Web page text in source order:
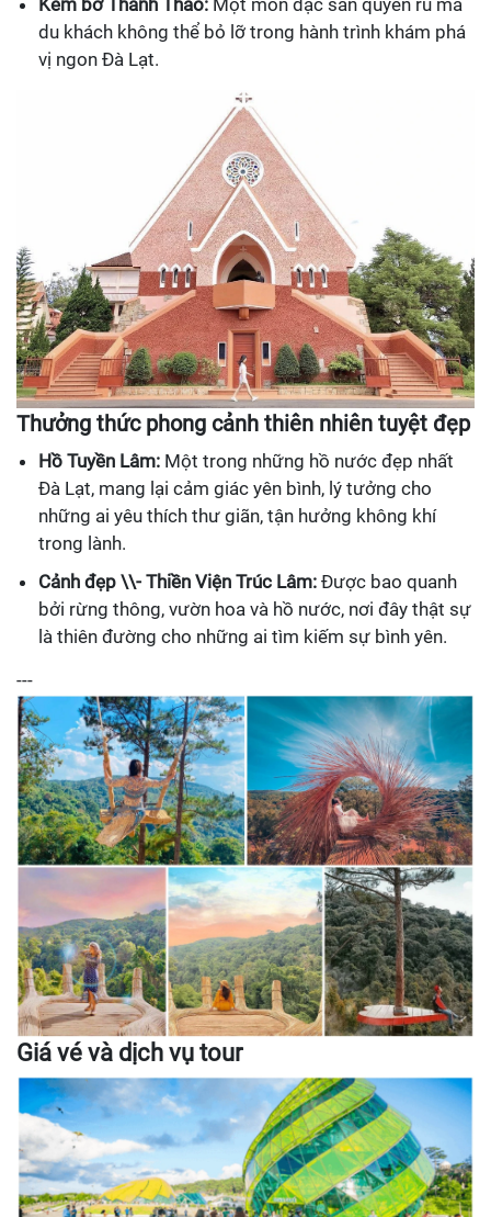
du khách không thể bỏ lỡ trong hành trình khám phá
vị ngon Đà Lạt.
Thưởng thức phong cảnh thiên nhiên tuyệt đẹp
Hồ Tuyền Lâm: Một trong những hồ nước đẹp nhất
Đà Lạt, mang lại cảm giác yên bình, lý tưởng cho
những ai yêu thích thư giãn, tận hưởng không khí
trong lành.
Cảnh đẹp \\- Thiền Viện Trúc Lâm: Được bao quanh
bởi rừng thông, vườn hoa và hồ nước, nơi đây thật sự
là thiên đường cho những ai tìm kiếm sự bình yên.
---
Giá vé và dịch vụ tour